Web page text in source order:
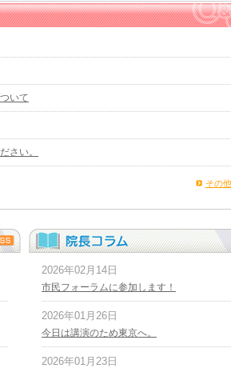
いて
さい。
その
2026年02月14日
市民フォーラムに参加します！
2026年01月26日
今日は講演のため東京へ。
2026年01月23日